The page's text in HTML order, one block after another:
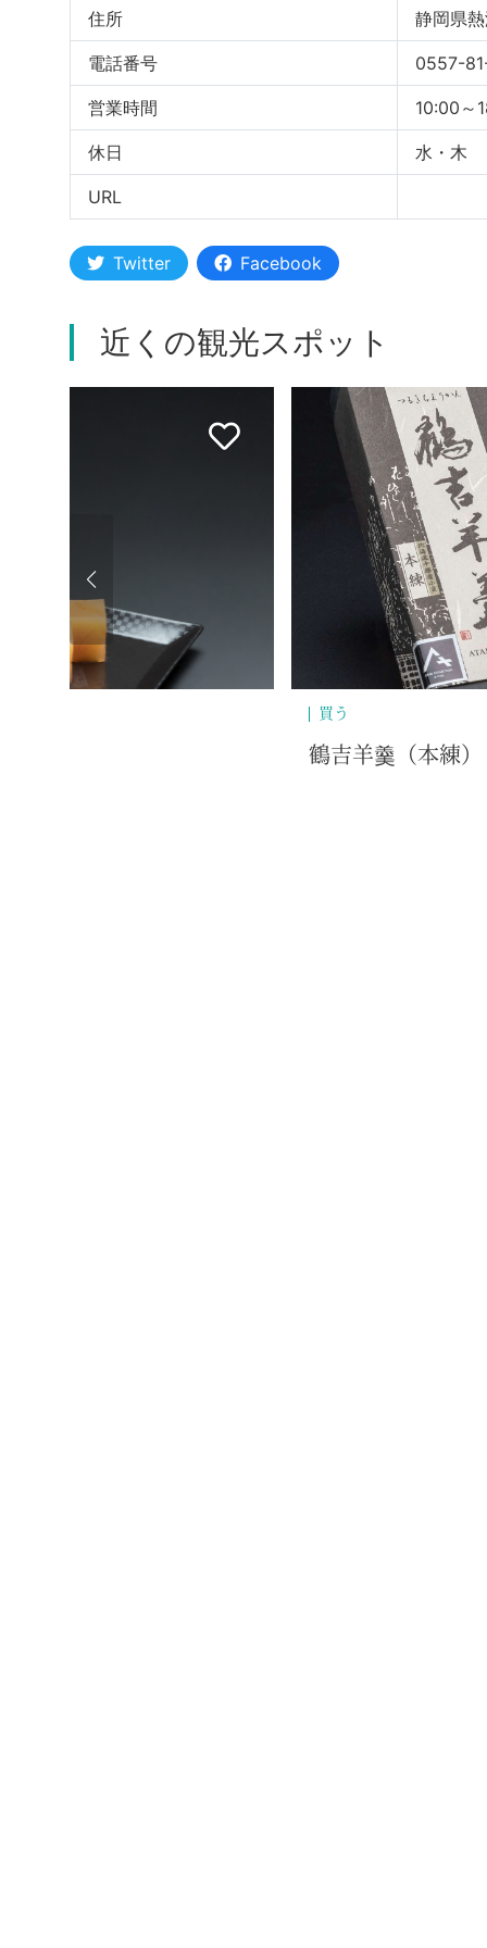
住所 静岡県
電話番号 0557-
営業時間 10:00～
休日 水・木
URL
Twitter Facebook
近くの観光スポット
食べる
本家ときわぎ／